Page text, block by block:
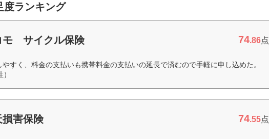
度ランキング
モ サイクル保険 74.86点
すく、料金の支払いも携帯料金の支払いの延長で済むので手軽に申し込めた。
損害保険 74.55点